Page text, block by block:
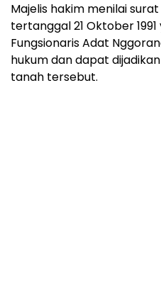
Majelis hakim menilai
tertanggal 21 Oktober
Fungsionaris Adat
hukum dan dapat
tanah tersebut.